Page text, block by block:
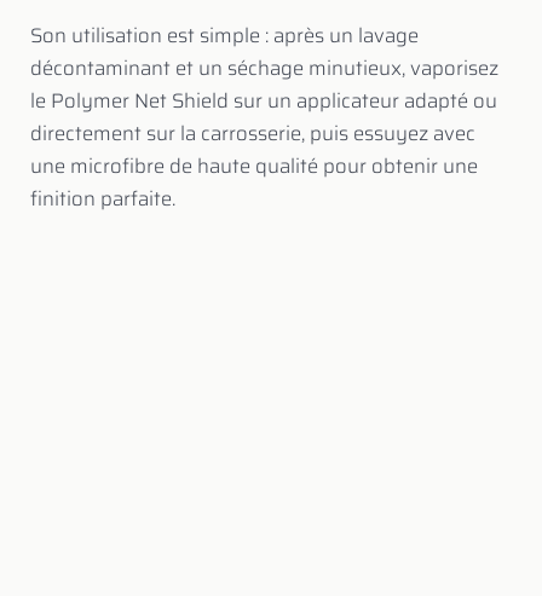
Son utilisation est simple : après un lavage
décontaminant et un séchage minutieux, vaporisez
le Polymer Net Shield sur un applicateur adapté ou
directement sur la carrosserie, puis essuyez avec
une microfibre de haute qualité pour obtenir une
finition parfaite.